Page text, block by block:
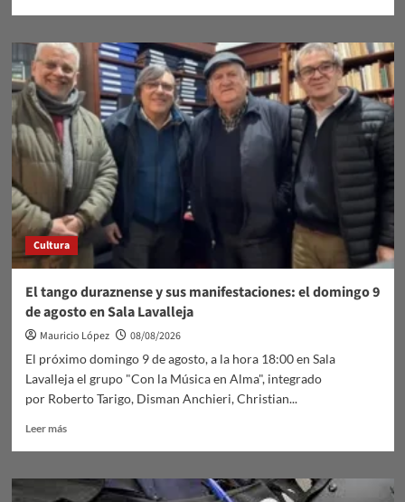
Libros
que
cuidan.
Medicina
Humanizada
Cultura
El tango duraznense y sus manifestaciones: el domingo 9
de agosto en Sala Lavalleja
Mauricio López
08/08/2026
El próximo domingo 9 de agosto, a la hora 18:00 en Sala
Lavalleja el grupo "Con la Música en Alma", integrado
por Roberto Tarigo, Disman Anchieri, Christian...
Leer másLeer
El
tango